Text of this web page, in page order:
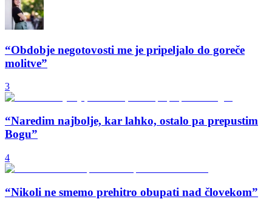
“Obdobje negotovosti me je pripeljalo do goreče
molitve”
3
“Naredim najbolje, kar lahko, ostalo pa prepustim
Bogu”
4
“Nikoli ne smemo prehitro obupati nad človekom”